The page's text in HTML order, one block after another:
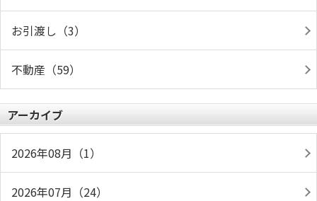
お引渡し（3）
不動産（59）
アーカイブ
2026年08月（1）
2026年07月（24）